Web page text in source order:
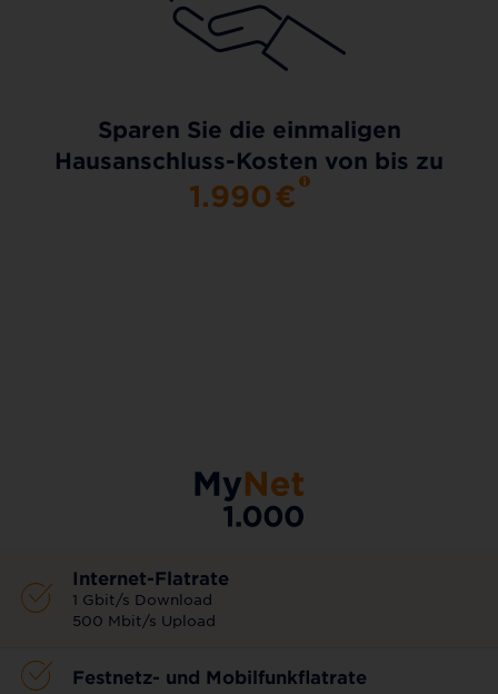
Sparen Sie die einmaligen
Hausanschluss-Kosten von bis zu
1.990€
Internet-Flatrate
1 Gbit/s Download
500 Mbit/s Upload
Festnetz- und Mobilfunkflatrate